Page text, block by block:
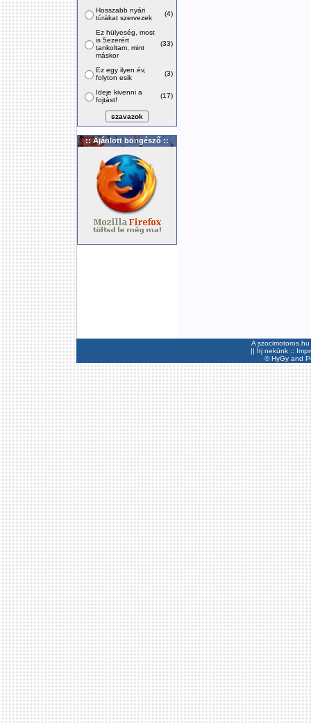
Hosszabb nyári
túrákat szervezek
(4)
Ez hülyeség, most
is 5ezerért
tankoltam, mint
máskor
(33)
Ez egy ilyen év,
folyton esik
(3)
Ideje kivenni a
fojtást!
(17)
:: Ajánlott böngésző ::
A
|| Írj nekünk ::
©HyGyand